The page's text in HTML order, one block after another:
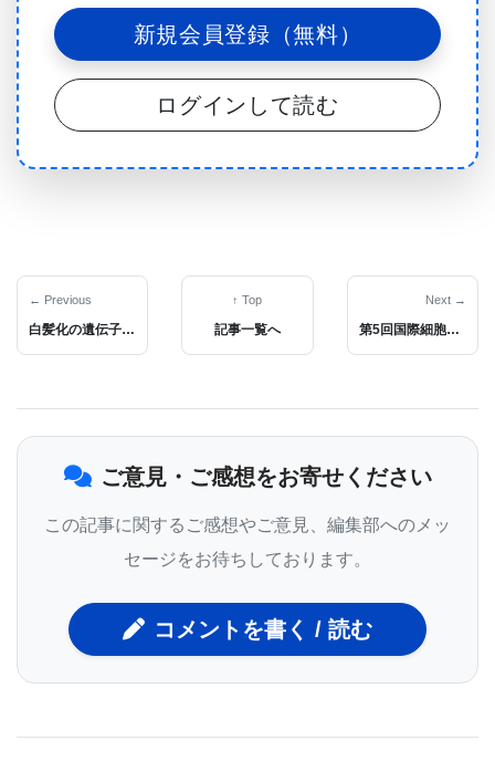
David Lyden (写真), MD, PhDは､｢The Systemic
Effects of Exosome-Mediated Metastasis (エキソソ
ームが媒介する転移の全身的な影響)｣のテーマで語
った｡
長年にわたり､がん転移を研究しているDr. Pantel
miRNA､エキソソームを使った非侵襲的な液体生検
で､がん検査､がんの早期発見､がんの予後検査､がん
の層別化と観察､微小残存がん病巣マーカーの発見､
治療標的の確定､耐性メカニズムの解明､効果的な医
療介入のガイドライン編成などに向けた効果的な手
た｡がん早期発見に関しては､Dr. Pantelは､｢これま
められている｣と述べている｡
新規会員登録（無料）
ログインして読む
← Previous
白髪化の遺伝子突き止められる
↑ Top
記事一覧へ
Next →
第5回国際細胞外小胞学会 (ISEV 2016) 年次総会レポート2
ご意見・ご感想をお寄せください
この記事に関するご感想やご意見、編集部へのメッ
セージをお待ちしております。
コメントを書く / 読む